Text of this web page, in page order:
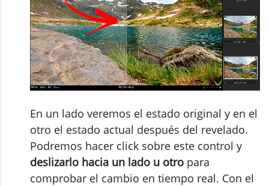
En un lado veremos el estado original y en el
otro el estado actual después del revelado.
Podremos hacer click sobre este control y
deslizarlo hacia un lado u otro para
comprobar el cambio en tiempo real. Con el